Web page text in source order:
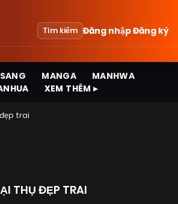
Tìm kiếm Đăng nhậpĐăng ký
MANGA
MANHWA
XEM THÊM ▸
trai
THỤ ĐẸP TRAI